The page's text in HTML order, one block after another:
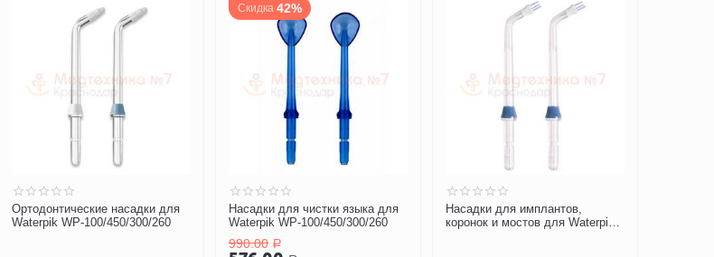
Ортодонтические насадки для
Waterpik WP-100/450/300/260
Скидка 42%
Насадки для чистки языка для
Waterpik WP-100/450/300/260
990.00 Р
Насадки для имплантов,
коронок и мостов для Waterpik